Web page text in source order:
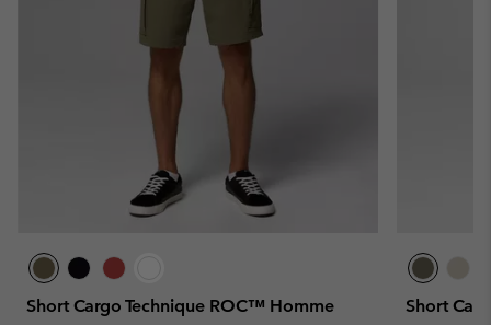
Short Cargo Technique ROC™ Homme Short